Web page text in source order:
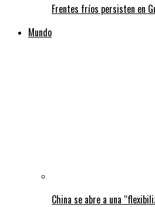
Frentes fríos persisten en
Mundo
China se abre a una